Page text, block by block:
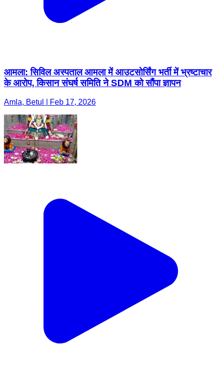
आमला: सिविल अस्पताल आमला में आउटसोर्सिंग भर्ती में भ्रष्टाचार
के आरोप, किसान संघर्ष समिति ने SDM को सौंपा ज्ञापन
Amla, Betul | Feb 17, 2026